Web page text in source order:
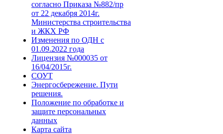
согласно Приказа №882/пр
от 22 декабря 2014г.
Министерства строительства
и ЖКХ РФ
Изменения по ОДН с
01.09.2022 года
Лицензия №000035 от
16/04/2015г.
СОУТ
Энергосбережение. Пути
решения.
Положение по обработке и
защите персональных
данных
Карта сайта